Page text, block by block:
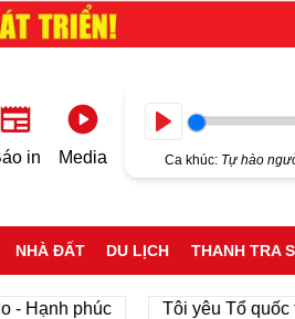
in Media Ca khúc: Tự hào
NHÀ ĐẤT DU LỊCH THANH TRA
phúc Tôi yêu Tổ quốc tôi